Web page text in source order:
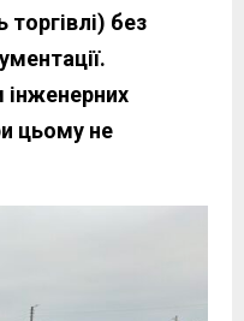
торгівлі) без
інженерних
цьому не